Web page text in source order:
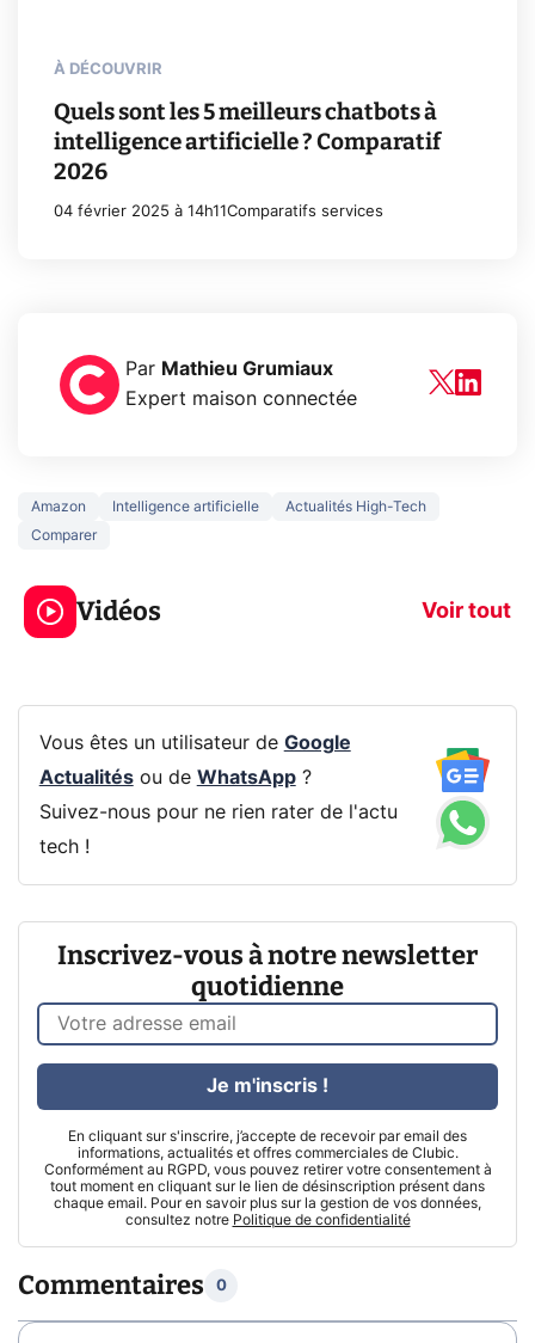
À DÉCOUVRIR
Quels sont les 5 meilleurs chatbots à
intelligence artificielle ? Comparatif
2026
04 février 2025 à 14h11Comparatifs services
Par Mathieu Grumiaux
Expert maison connectée
Amazon Intelligence artificielle
Actualités High-Tech
Comparer
Vidéos Voir tout
5 générations de
jeux dans la
prochaine Xbox !
navigation
Vous êtes un utilisateur de Google
Actualitésou de WhatsApp?
Suivez-nous pour ne rien rater de l'actu
tech !
Inscrivez-vous à notre newsletter
quotidienne
En cliquant sur s'inscrire, j’accepte de recevoir par email des
informations, actualités et offres commerciales de Clubic.
Conformément au RGPD, vous pouvez retirer votre consentement à
tout moment en cliquant sur le lien de désinscription présent dans
chaque email. Pour en savoir plus sur la gestion de vos données,
consultez notre Politique de confidentialité
Je m'inscris !
Commentaires 0